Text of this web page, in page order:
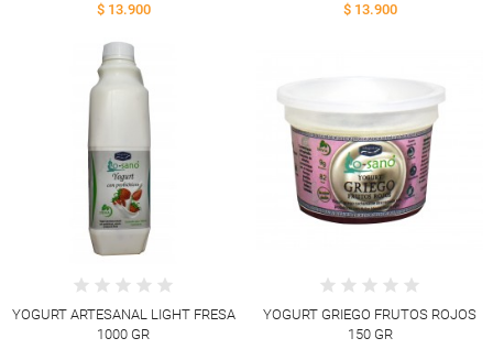
$ 13.900
$ 13.900
YOGURT ARTESANAL LIGHT FRESA
1000 GR
YOGURT GRIEGO FRUTOS ROJOS
150 GR